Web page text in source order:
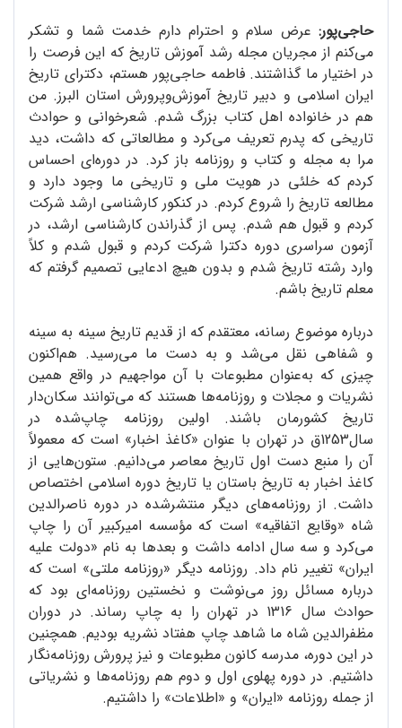
حاجی‌پور: عرض سلام و احترام دارم خدمت شما و تشکر
می‌کنم از مجریان مجله رشد آموزش تاریخ که این فرصت را
در اختیار ما گذاشتند. فاطمه حاجی‌پور هستم، دکترای تاریخ
ایران اسلامی و دبیر تاریخ آموزش‌و‌پرورش استان البرز. من
هم در خانواده اهل کتاب بزرگ شدم. شعرخوانی و حوادث
تاریخی که پدرم تعریف می‌کرد و مطالعاتی که داشت، دید
مرا به مجله و کتاب و روزنامه باز کرد. در دوره‌ای احساس
کردم که خلئی در هویت ملی و تاریخی ما وجود دارد و
مطالعه تاریخ را شروع کردم. در کنکور کارشناسی ارشد شرکت
کردم و قبول هم شدم. پس از گذراندن کارشناسی ارشد، در
آزمون سراسری دوره دکترا شرکت کردم و قبول شدم و کلاً
وارد رشته تاریخ شدم و بدون هیچ ادعایی تصمیم گرفتم که
معلم تاریخ باشم.
درباره موضوع رسانه، معتقدم که از قدیم تاریخ سینه به سینه
و شفاهی نقل می‌شد و به دست ما می‌رسید. هم‌اکنون
چیزی که به‌عنوان مطبوعات با آن مواجهیم در واقع همین
نشریات و مجلات و روزنامه‌ها هستند که می‌توانند سکان‌دار
تاریخ کشورمان باشند. اولین روزنامه چاپ‌شده در
سال1253ق در تهران با عنوان «کاغذ اخبار» است که معمولاً
آن را منبع دست اول تاریخ معاصر می‌دانیم. ستون‌هایی از
کاغذ اخبار به تاریخ باستان یا تاریخ دوره اسلامی اختصاص
داشت. از روزنامه‌های دیگر منتشرشده در دوره ناصرالدین
شاه «وقایع اتفاقیه» است که مؤسسه امیرکبیر آن را چاپ
می‌کرد و سه سال ادامه داشت و بعدها به نام «دولت علیه
ایران» تغییر نام داد. روزنامه دیگر «روزنامه ملتی» است که
درباره مسائل روز می‌نوشت و نخستین روزنامه‌ای بود که
حوادث سال 1316 در تهران را به چاپ رساند. در دوران
مظفرالدین شاه ما شاهد چاپ هفتاد نشریه بودیم. همچنین
در این دوره، مدرسه کانون مطبوعات و نیز پرورش روزنامه‌نگار
داشتیم. در دوره پهلوی اول و دوم هم روزنامه‌ها و نشریاتی
از جمله روزنامه «ایران» و «اطلاعات» را داشتیم.